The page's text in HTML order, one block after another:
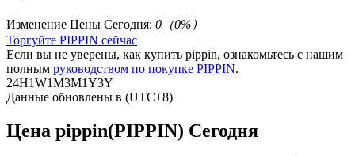
USDT-фьючерсы
Изменение Цены Сегодня: 0 （0%）
Торгуйте PIPPIN сейчас
Если вы не уверены, как купить pippin, ознакомьтесь с нашим
полным руководством по покупке PIPPIN.
24H1W1M3M1Y3Y
Данные обновлены в (UTC+8)
Цена pippin(PIPPIN) Сегодня